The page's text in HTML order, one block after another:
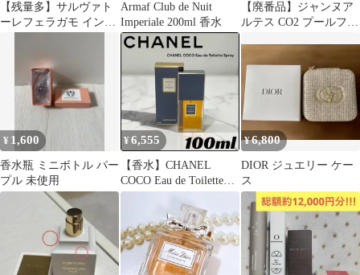
【残量多】サルヴァト
ーレフェラガモ インカ
Armaf Club de Nuit
Imperiale 200ml 香水
【廃番品】ジャンヌア
ルテス CO2 プールフェ
¥ 1,600
香水瓶 ミニボトル パー
プル 未使用
¥6,555
【香水】CHANEL
COCO Eau de Toilette
Spray箱付き
¥6,800
DIOR ジュエリー ケー
ス